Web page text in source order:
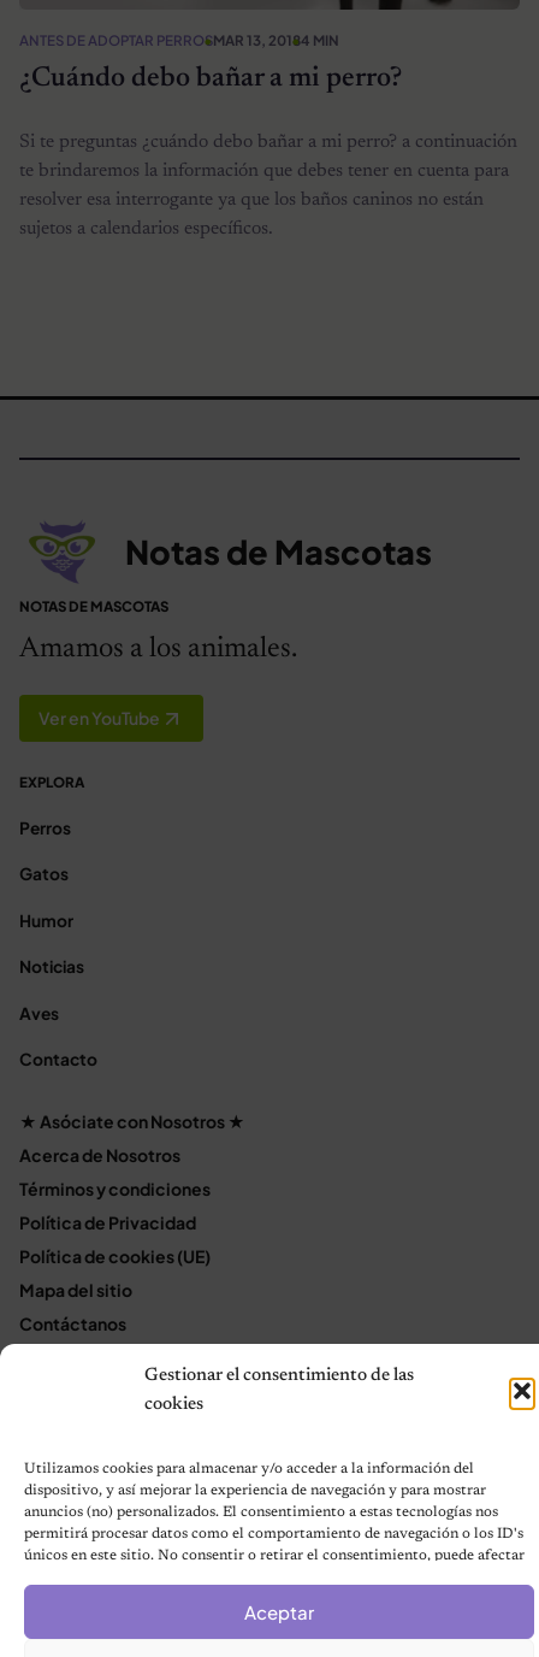
Gestionar el consentimiento de las
cookies
Utilizamos cookies para almacenar y/o acceder a la información del
dispositivo, y así mejorar la experiencia de navegación y para mostrar
anuncios (no) personalizados. El consentimiento a estas tecnologías nos
permitirá procesar datos como el comportamiento de navegación o los ID's
únicos en este sitio. No consentir o retirar el consentimiento, puede afectar
Aceptar
ANTES DE ADOPTAR PERROSMAR 13, 20184 MIN
¿Cuándo debo bañar a mi perro?
Si te preguntas ¿cuándo debo bañar a mi perro? a continuación
te brindaremos la información que debes tener en cuenta para
resolver esa interrogante ya que los baños caninos no están
sujetos a calendarios específicos.
Notas de Mascotas
NOTAS DE MASCOTAS
Amamos a los animales.
Ver en YouTube
EXPLORA
Perros
Gatos
Humor
Noticias
Aves
Contacto
★ Asóciate con Nosotros ★
Acerca de Nosotros
Términos y condiciones
Política de Privacidad
Política de cookies (UE)
Mapa del sitio
Contáctanos
Política de privacidad